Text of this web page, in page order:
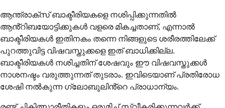
ആന്ത്രാക്സ് ബാക്ടീരിയകളെ നശിപ്പിക്കുന്നതിൽ
ആൻ്റിബയോട്ടിക്കുകൾ വളരെ മികച്ചതാണ്, എന്നാൽ
ബാക്ടീരിയകൾ ഇതിനകം തന്നെ നിങ്ങളുടെ ശരീരത്തിലേക്ക്
പുറത്തുവിട്ട വിഷവസ്തുക്കളെ ഇത് ബാധിക്കില്ല.
ബാക്ടീരിയകൾ നശിച്ചതിന് ശേഷവും ഈ വിഷവസ്തുക്കൾ
നാശനഷ്ടം വരുത്തുന്നത് തുടരാം. ഇവിടെയാണ് പ്രതിരോധ
ശേഷി നൽകുന്ന ഗ്ലോബുലിൻ്റെ പ്രാധാന്യം.